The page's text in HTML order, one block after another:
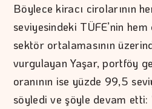
Böylece kiracı cirolarının
seviyesindeki TÜFE’nin
sektör ortalamasının
vurgulayan Yaşar, portföy
oranının ise yüzde 99,5
söyledi ve şöyle devam etti: